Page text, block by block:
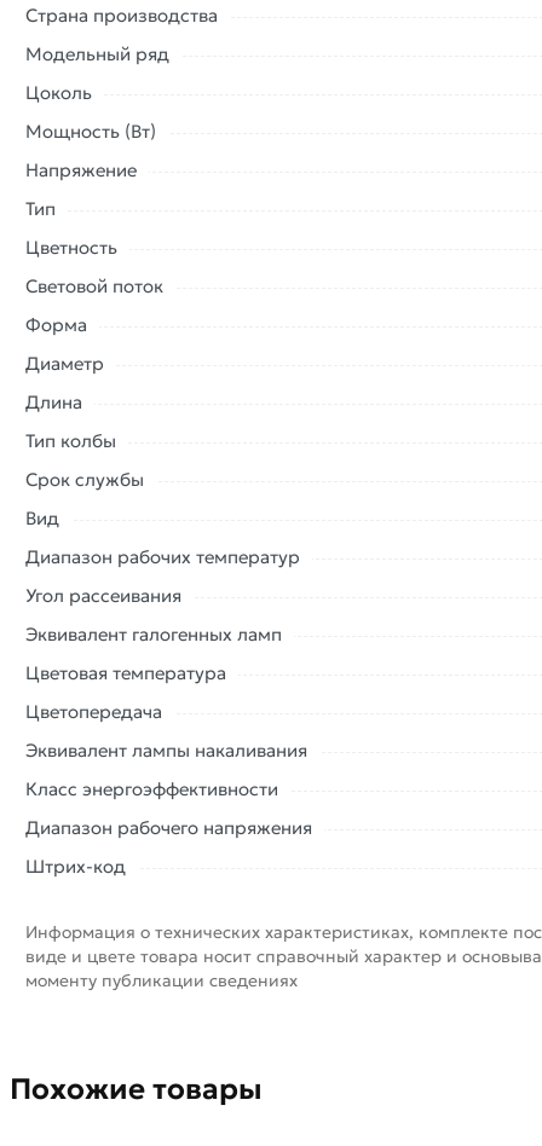
Страна производства
Модельный ряд
Цоколь
Мощность (Вт)
Напряжение
Тип
Цветность
Световой поток
Форма
Диаметр
Длина
Тип колбы
Срок службы
Вид
Диапазон рабочих температур
Угол рассеивания
Эквивалент галогенных ламп
Цветовая температура
Цветопередача
Эквивалент лампы накаливания
Класс энергоэффективности
Диапазон рабочего напряжения
Штрих-код
Информация о технических характеристиках, комплекте
виде и цвете товара носит справочный характер и
моменту публикации сведениях
Похожие товары